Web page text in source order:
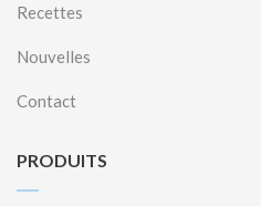
Recettes
Nouvelles
Contact
PRODUITS